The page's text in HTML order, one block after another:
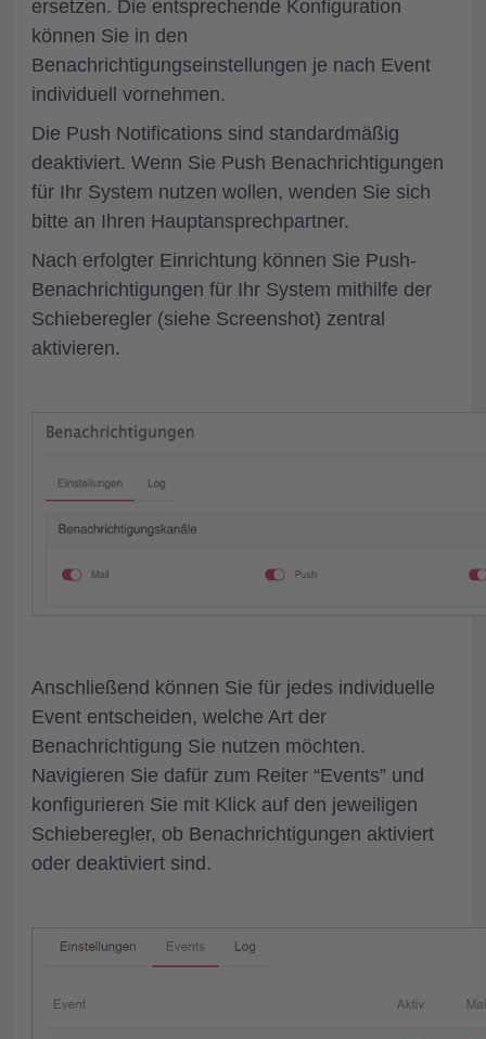
ersetzen. Die entsprechende Konfiguration
können Sie in den
Benachrichtigungseinstellungen je nach Event
individuell vornehmen.
Die Push Notifications sind standardmäßig
deaktiviert. Wenn Sie Push Benachrichtigungen
für Ihr System nutzen wollen, wenden Sie sich
bitte an Ihren Hauptansprechpartner.
Nach erfolgter Einrichtung können Sie Push-
Benachrichtigungen für Ihr System mithilfe der
Schieberegler (siehe Screenshot) zentral
aktivieren.
Anschließend können Sie für jedes individuelle
Event entscheiden, welche Art der
Benachrichtigung Sie nutzen möchten.
Navigieren Sie dafür zum Reiter “Events” und
konfigurieren Sie mit Klick auf den jeweiligen
Schieberegler, ob Benachrichtigungen aktiviert
oder deaktiviert sind.